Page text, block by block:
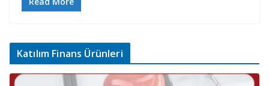
Katılım Finans Ürünleri